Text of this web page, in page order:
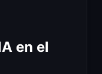
en el